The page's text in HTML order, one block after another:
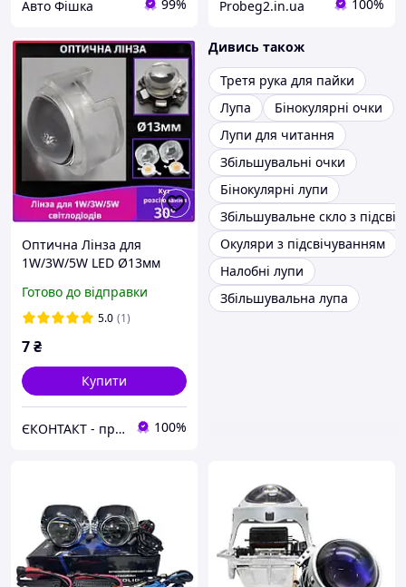
Авто Фішка 99% Probeg2.in.ua 100%
Оптична Лінза для
1W/3W/5W LED Ø13мм
для Ліхтарів та
Прожекторів! Кут
Готово до відправки
5.0 (1)
7₴
Купити
ЄКОНТАКТ - професійний магазин світлодіодів, драйверів, перемикачів, та LED-компонентів в Україні 100%
Дивись також
Третя рука для пайки
Лупа
Бінокулярні очки
Лупи для читання
Збільшувальні очки
Бінокулярні лупи
Збільшувальне скло з
Окуляри з підсвічуванням
Налобні лупи
Збільшувальна лупа